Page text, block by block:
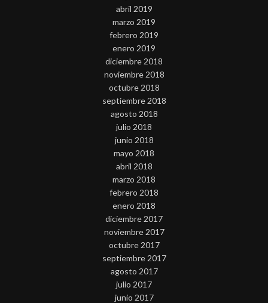
abril 2019
marzo 2019
febrero 2019
enero 2019
diciembre 2018
noviembre 2018
octubre 2018
septiembre 2018
agosto 2018
julio 2018
junio 2018
mayo 2018
abril 2018
marzo 2018
febrero 2018
enero 2018
diciembre 2017
noviembre 2017
octubre 2017
septiembre 2017
agosto 2017
julio 2017
junio 2017